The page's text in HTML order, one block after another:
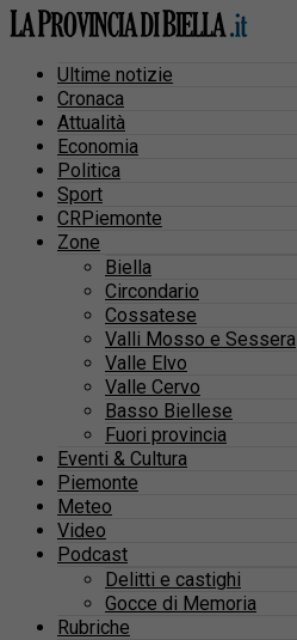
Ultime notizie
Cronaca
Attualità
Economia
Politica
Sport
CRPiemonte
Zone
Biella
Circondario
Cossatese
Valli Mosso e Sessera
Valle Elvo
Valle Cervo
Basso Biellese
Fuori provincia
Eventi & Cultura
Piemonte
Meteo
Video
Podcast
Delitti e castighi
Gocce di Memoria
Rubriche